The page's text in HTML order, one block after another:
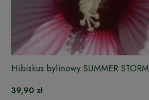
Hibiskus bylinowy SUMMER STORM
39,90 zł